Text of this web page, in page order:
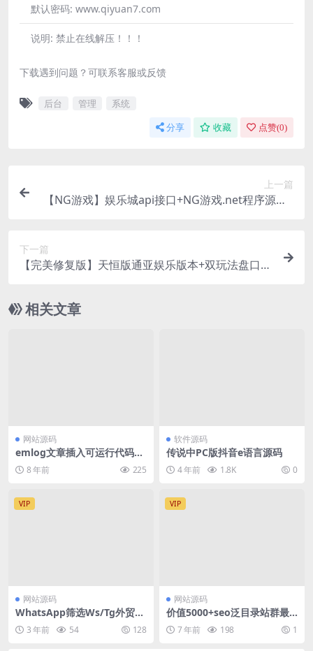
默认密码: www.qiyuan7.com
说明: 禁止在线解压！！！
下载遇到问题？可联系客服或反馈
后台 管理 系统
分享 收藏 点赞(0)
上一篇
【NG游戏】娱乐城api接口+NG游戏.net程序源码+
下一篇
【完美修复版】天恒版通亚娱乐版本+双玩法盘口
相关文章
网站源码
emlog文章插入可运行代码插
件1.1版
8 年前 225
软件源码
传说中PC版抖音e语言源码
4 年前 1.8K 0
VIP
网站源码
WhatsApp筛选Ws/Tg外贸营
销Supplier推特号/FB号/谷歌
号/小火箭Ws/Channel社交账
3 年前 54 128
VIP
网站源码
价值5000+seo泛目录站群最
新可用完整版权重飙升蜘蛛澎
湃+所需免费工具视频教程
7 年前 198 1